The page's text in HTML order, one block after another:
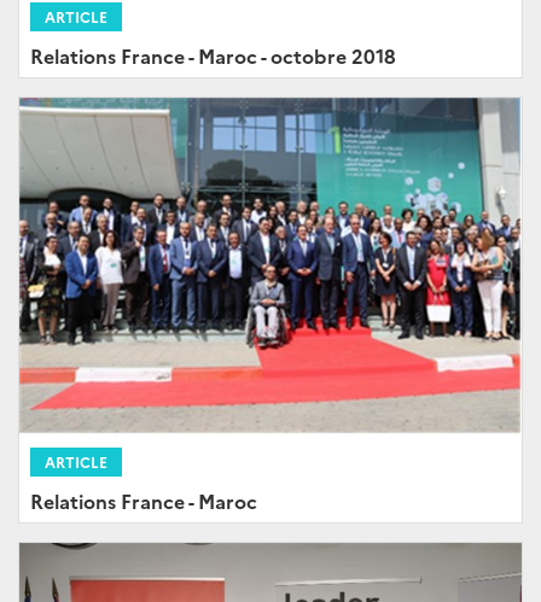
ARTICLE
Relations France - Maroc - octobre 2018
ARTICLE
Relations France - Maroc